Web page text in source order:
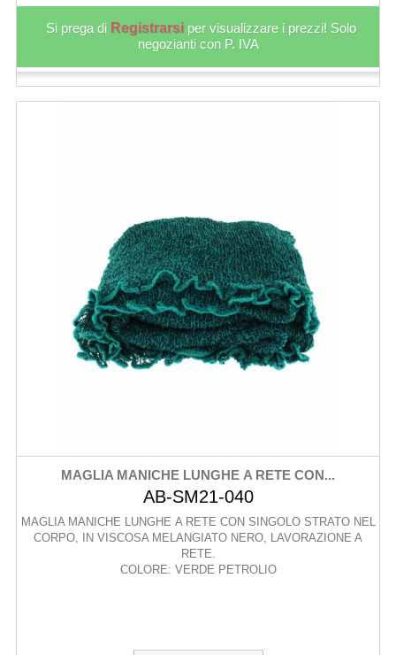
Si prega di Registrarsi per visualizzare i prezzi! Solo
negozianti con P. IVA
MAGLIA MANICHE LUNGHE A RETE CON...
AB-SM21-040
MAGLIA MANICHE LUNGHE A RETE CON SINGOLO STRATO NEL
CORPO, IN VISCOSA MELANGIATO NERO, LAVORAZIONE A
RETE.
COLORE: VERDE PETROLIO